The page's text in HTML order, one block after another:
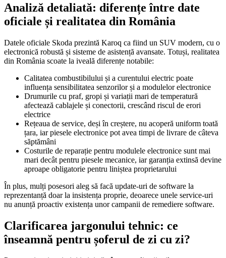
Analiză detaliată: diferențe între date
oficiale și realitatea din România
Datele oficiale Skoda prezintă Karoq ca fiind un SUV modern, cu o
electronică robustă și sisteme de asistență avansate. Totuși, realitatea
din România scoate la iveală diferențe notabile:
Calitatea combustibilului și a curentului electric poate
influența sensibilitatea senzorilor și a modulelor electronice
Drumurile cu praf, gropi și variații mari de temperatură
afectează cablajele și conectorii, crescând riscul de erori
electrice
Rețeaua de service, deși în creștere, nu acoperă uniform toată
țara, iar piesele electronice pot avea timpi de livrare de câteva
săptămâni
Costurile de reparație pentru modulele electronice sunt mai
mari decât pentru piesele mecanice, iar garanția extinsă devine
aproape obligatorie pentru liniștea proprietarului
În plus, mulți posesori aleg să facă update-uri de software la
reprezentanță doar la insistența proprie, deoarece unele service-uri
nu anunță proactiv existența unor campanii de remediere software.
Clarificarea jargonului tehnic: ce
înseamnă pentru șoferul de zi cu zi?